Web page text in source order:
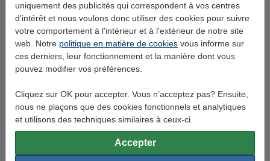
uniquement des publicités qui correspondent à vos centres
d'intérêt et nous voulons donc utiliser des cookies pour suivre
votre comportement à l'intérieur et à l'extérieur de notre site
web. Notre politique en matière de cookies vous informe sur
ces derniers, leur fonctionnement et la manière dont vous
pouvez modifier vos préférences.
Cliquez sur OK pour accepter. Vous n’acceptez pas? Ensuite,
nous ne plaçons que des cookies fonctionnels et analytiques
et utilisons des techniques similaires à ceux-ci.
Accepter
d'encre (marque 123encre) -
noir
d'encre (marque 123encre) -
noir